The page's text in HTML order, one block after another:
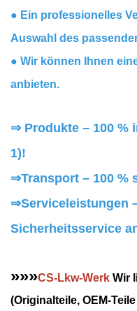
● Ein professionelles
Auswahl des
● Wir können Ihnen
anbieten.
⇒ Produkte – 100 %
1)!
⇒Transport – 100 %
⇒Serviceleistungen
Sicherheitsservice
»»»CS-Lkw-Werk Wir
(Originalteile, OEM-